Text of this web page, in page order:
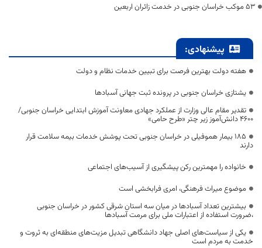
53 موکب خراسان جنوبی در خدمت زائران اربعین
پیشنهادی:
هفته دولت بهترین فرصت برای تبیین خدمات نظام و دولت
یشتازی خراسان جنوبی در پرونده ثبت جهانی آسبادها
تقدیر مقام عالی وزارت از عملکرد جهادی معاونت آموزش ابتدایی خراسان جنوبی/
۴۶۰۰ دانش‌آموز زیر چتر «طرح حامی»
۱۸۵ بیمار هموفیلی در خراسان جنوبی تحت پوشش خدمات بیمه سلامت قرار
دارند
خانواده را مهمترین رکن پیشگیری از آسیب‌های اجتماعی
موضوع میراث فرهنگی، امری فرابخشی است
بیشترین تعداد آسبادها در میان سه استان شرقی کشور در خراسان جنوبی
،ضرورت استفاده از اعتبارات ملی برای مرمت آسبادها
یکی از سیاست‌های اصلی جهاد دانشگاهی تبدیل مزیت‌های منطقه‌ای به ثروت و
خدمت به مردم است